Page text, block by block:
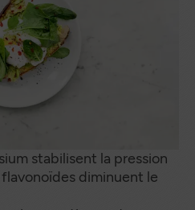
stabilisent la pression
diminuent le